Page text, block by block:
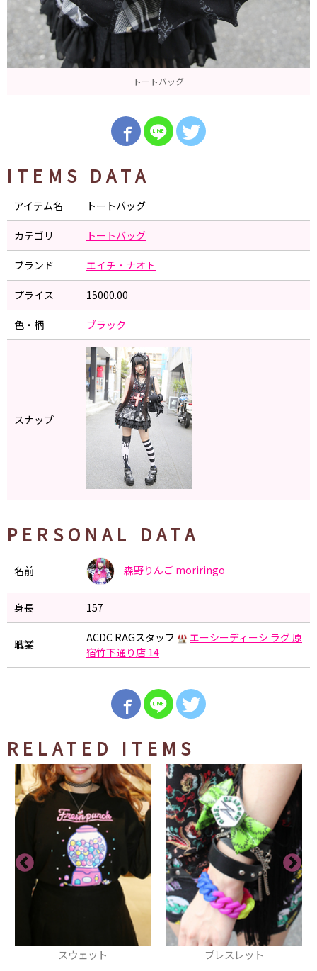
トートバッグ
ITEMS DATA
アイテム名 トートバッグ
カテゴリ トートバッグ
ブランド エイチ・ナオト
プライス 15000.00
色・柄 ブラック
スナップ
PERSONAL DATA
名前 森野りんご moriringo
身長 157
職業 ACDC RAGスタッフ
エーシーディーシ ラグ 原
宿竹下通り店 14
RELATED ITEMS
ブレスレット ネイル